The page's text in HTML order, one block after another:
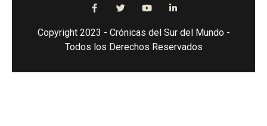
Copyright 2023 - Crónicas del Sur del Mundo -
Todos los Derechos Reservados